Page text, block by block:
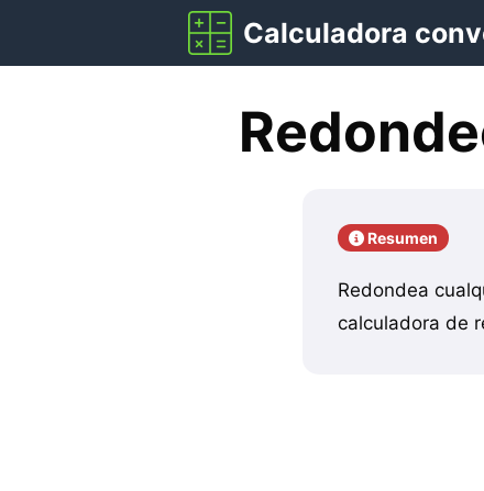
contenido
Calculadora
Resumen
Redondea
calculadora de